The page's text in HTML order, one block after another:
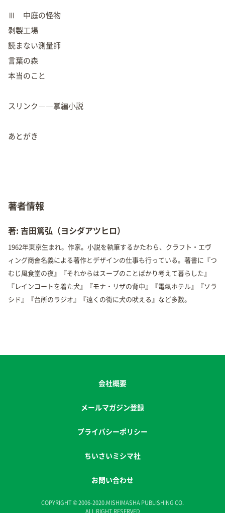
Ⅲ 中庭の怪物
剥製工場
読まない測量師
言葉の森
本当のこと
スリンク――掌編小説
あとがき
著者情報
著: 吉田篤弘（ヨシダアツヒロ）
1962年東京生まれ。作家。小説を執筆するかたわら、クラフト・エヴ
ィング商會名義による著作とデザインの仕事も行っている。著書に『つ
むじ風食堂の夜』『それからはスープのことばかり考えて暮らした』
『レインコートを着た犬』『モナ・リザの背中』『電氣ホテル』『ソラ
シド』『台所のラジオ』『遠くの街に犬の吠える』など多数。
会社概要
メールマガジン登録
プライバシーポリシー
ちいさいミシマ社
お問い合わせ
COPYRIGHT © 2006-2020.MISHIMASHA PUBLISHING CO.
ALL RIGHT RESERVED